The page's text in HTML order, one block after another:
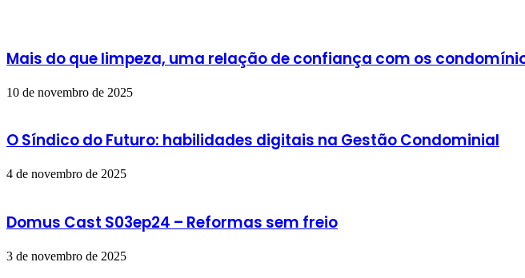
Mais do que limpeza, uma relação de confiança com os
10 de novembro de 2025
O Síndico do Futuro: habilidades digitais na Gestão Condominial
4 de novembro de 2025
Domus Cast S03ep24 – Reformas sem freio
3 de novembro de 2025